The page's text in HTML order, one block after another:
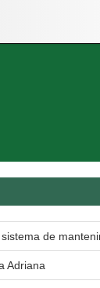
de
Adriana